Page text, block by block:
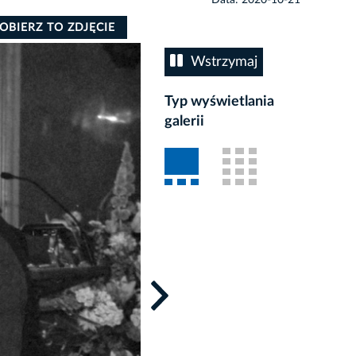
Wstrzymaj
Typ wyświetlania
galerii
TO ZDJĘCIE